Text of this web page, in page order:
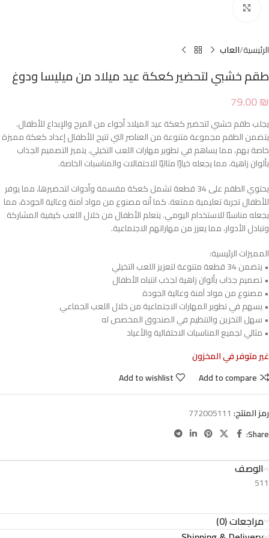
الرئيسية العاب
طقم خشبي لتحضير كعكة عيد ميلاد من ميليسا ودوغ
79.00₪
يجلب طقم خشبي لتحضير كعكة عيد الميلاد أجواء من المرح والإبداع للأطفال.
يتضمن الطقم مجموعة متنوعة من العناصر التي تتيح للأطفال إعداد كعكة مميزة
خاصة بهم، مما يساهم في تطوير مهارات اللعب التخيلي. يتميز التصميم الجذاب
بألوان زاهية، مما يجعله خيارًا مثاليًا للاحتفالات والمناسبات الخاصة.
يحتوي الطقم على 34 قطعة تشمل كعكة مقسمة وأدوات لتحضيرها، مما يوفر
للأطفال تجربة تعليمية ممتعة. كما أنه مصنوع من مواد آمنة وعالية الجودة، مما
يجعله مناسبًا للاستخدام اليومي. يتعلم الأطفال من خلال اللعب كيفية المشاركة
وتبادل الأدوار، مما يعزز من مهاراتهم الاجتماعية.
المميزات الرئيسية:
• يتضمن 34 قطعة متنوعة لتعزيز اللعب التخيلي
• تصميم جذاب بألوان زاهية لجذب انتباه الأطفال
• مصنوع من مواد آمنة وعالية الجودة
• يسهم في تطوير المهارات الاجتماعية من خلال اللعب الجماعي
• سهل التخزين والتنظيم في الصندوق المخصص له
• مثالي لجميع المناسبات الاحتفالية والأعياد
غير متوفر في المخزون
Add to compare
Add to wishlist
رمز المنتج: 772005111
Share:
الوصف
511
مراجعات (0)